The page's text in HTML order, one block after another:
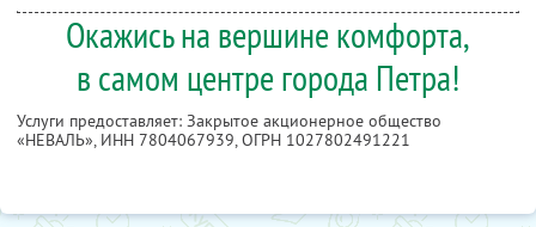
Окажись на вершине комфорта,
в самом центре города Петра!
Услуги предоставляет: Закрытое акционерное общество
«НЕВАЛЬ», ИНН 7804067939, ОГРН 1027802491221